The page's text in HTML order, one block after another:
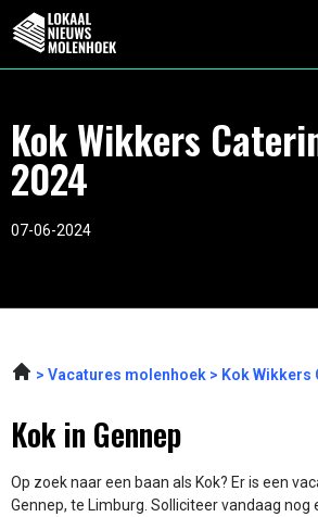
Kok Wikkers
2024
07-06-2024
Vacatures molenhoek Kok Wikkers
Kok in Gennep
Op zoek naar een baan als Kok? Er is een
Gennep, te Limburg. Solliciteer vandaag